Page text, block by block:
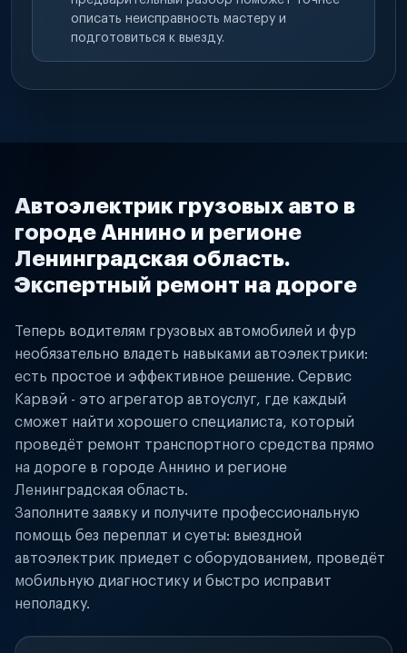
описать неисправность мастеру и
подготовиться к выезду.
Автоэлектрик грузовых авто в
городе Аннино и регионе
Ленинградская область.
Экспертный ремонт на дороге
Теперь водителям грузовых автомобилей и фур
необязательно владеть навыками автоэлектрики:
есть простое и эффективное решение. Сервис
Карвэй - это агрегатор автоуслуг, где каждый
сможет найти хорошего специалиста, который
проведёт ремонт транспортного средства прямо
на дороге в городе Аннино и регионе
Ленинградская область.
Заполните заявку и получите профессиональную
помощь без переплат и суеты: выездной
автоэлектрик приедет с оборудованием, проведёт
мобильную диагностику и быстро исправит
неполадку.